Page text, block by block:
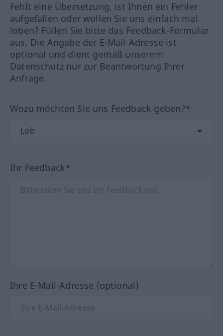
Fehlt eine Übersetzung, ist Ihnen ein Fehler
aufgefallen oder wollen Sie uns einfach mal
loben? Füllen Sie bitte das Feedback-Formular
aus. Die Angabe der E-Mail-Adresse ist
optional und dient gemäß unserem
Datenschutz nur zur Beantwortung Ihrer
Anfrage.
Wozu möchten Sie uns Feedback geben?*
Ihr Feedback*
Ihre E-Mail-Adresse (optional)